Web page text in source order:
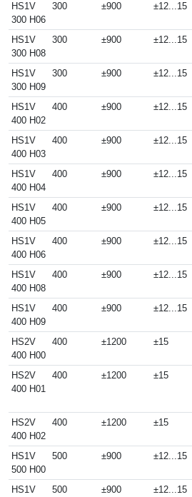
HS1V
300 H06
300 ±900 ±12...15
HS1V
300 H08
300 ±900 ±12...15
HS1V
300 H09
300 ±900 ±12...15
HS1V
400 H02
400 ±900 ±12...15
HS1V
400 H03
400 ±900 ±12...15
HS1V
400 H04
400 ±900 ±12...15
HS1V
400 H05
400 ±900 ±12...15
HS1V
400 H06
400 ±900 ±12...15
HS1V
400 H08
400 ±900 ±12...15
HS1V
400 H09
400 ±900 ±12...15
HS2V
400 H00
400 ±1200 ±15
HS2V
400 H01
400 ±1200 ±15
HS2V
400 H02
400 ±1200 ±15
HS1V
500 H00
500 ±900 ±12...15
HS1V
500 ±900 ±12...15